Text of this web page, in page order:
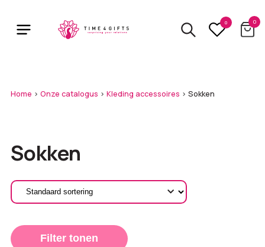
main
0 0
Home > Onze catalogus > Kleding accessoires > Sokken
Sokken
Filter tonen